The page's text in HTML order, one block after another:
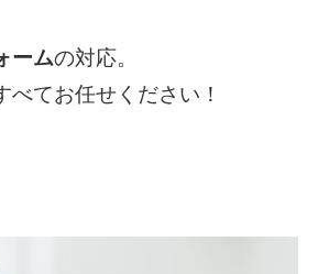
ームの対応。
べてお任せください！